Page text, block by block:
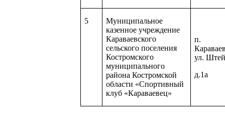
5
Муниципальное
казенное учреждение
Караваевского
сельского поселения
Костромского
муниципального
района Костромской
области «Спортивный
клуб «Караваевец»
п.
ул.
д.1а